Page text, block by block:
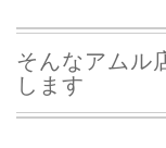
そんなアムル
します